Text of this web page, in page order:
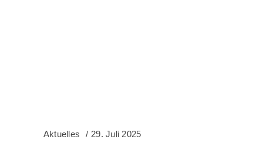
Aktuelles 29. Juli 2025